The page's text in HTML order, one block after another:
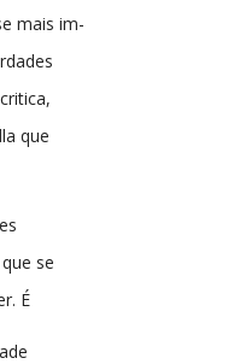
mais im-
que
se
É